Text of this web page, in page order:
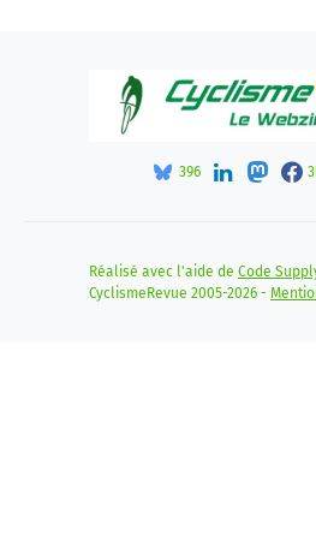
396
Réalisé avec l'aide de Code
CyclismeRevue 2005-2026 -